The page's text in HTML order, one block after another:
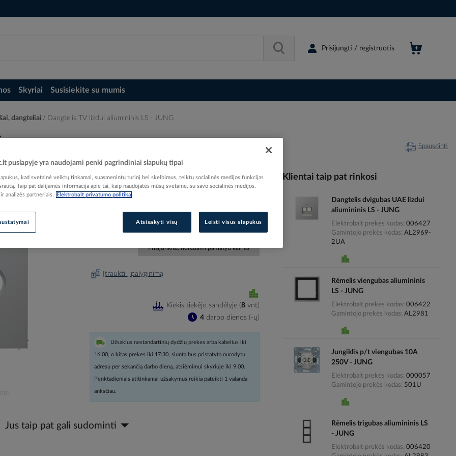
Prisijungti / registruotis
Skyriai Susisiekite su mumis
dangteliai Dangtelis TV lizdui aliumininis LS - JUNG
Spausdinti
EAN kodas
4011377188655
Gamintojo prekės kodas
AL2990TV
Prisijunkite, norėdami pamatyti kainas
Įtraukti į palyginimą
4darbo dienos (-ų)
Kiekis tiekėjo sandėlyje (8 vnt)
Užsakius nestandartinių dydžių prekes arba kabelius iki
16:00, o kitas prekes iki 17:30, siunta bus pristatyta nurodytu
adresu per sekančią darbo dieną, atsiėmimui skyriuje iki 9:00.
Penktadieniais atitinkamai užsakymus reikia pateikti 1 valanda
anksčiau.
Jus taip pat gali sudominti
Klientai taip pat rinkosi
Dangtelis dvigubas UAE lizdui
aliumininis LS - JUNG
Elektrobalt prekės kodas 006427
Gamintojo prekės kodas AL2969-
2UA
Rėmelis viengubas aliumininis
LS - JUNG
Elektrobalt prekės kodas 006422
Gamintojo prekės kodas AL2981
Jungiklis p/t viengubas 10A
250V - JUNG
Elektrobalt prekės kodas 000057
Gamintojo prekės kodas
501U
Rėmelis trigubas aliumininis LS
- JUNG
Elektrobalt prekės kodas 006420
puslapyje yra naudojami penki pagrindiniai slapukų tipai
kad svetainė veiktų tinkamai, suasmenintų turinį bei skelbimus, teiktų socialinės medijos funkcijas
Taip pat dalijamės informacija apie tai, kaip naudojatės mūsų svetaine, su savo socialinės medijos,
analizės partneriais.
Elektrobalt privatumo politika
Atsisakyti visų Leisti visus slapukus